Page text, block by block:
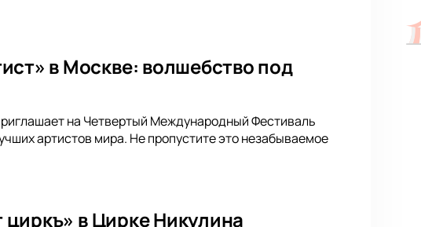
в Москве: волшебство под
на Четвертый Международный Фестиваль
артистов мира. Не пропустите это незабываемое
в Цирке Никулина